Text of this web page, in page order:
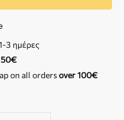
3 ημέρες
50€
on all ordersover 100€